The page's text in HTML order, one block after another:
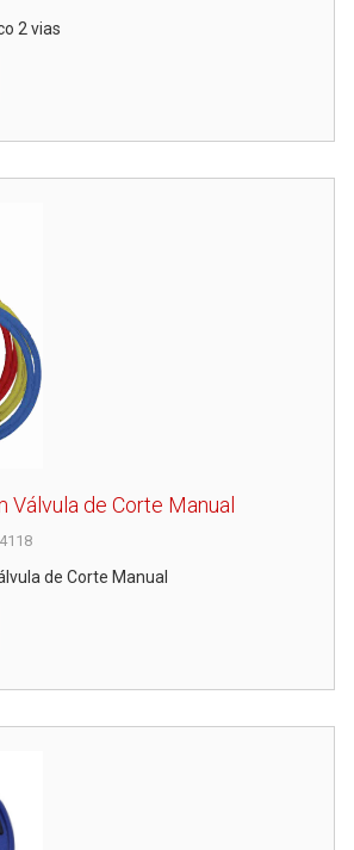
2 vias
Válvula de Corte Manual
4118
de Corte Manual